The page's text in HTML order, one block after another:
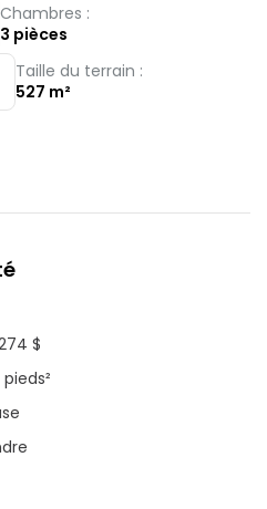
Chambres :
3 pièces
Taille du terrain :
527 m²
$